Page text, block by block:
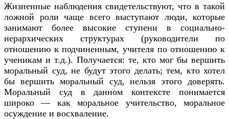
Жизненные наблюдения свидетельствуют, что в такой
ложной роли чаще всего выступают люди, которые
занимают более высокие ступени в социально-
иерархических структурах (руководители по
отношению к подчиненным, учителя по отношению к
ученикам и т.д.). Получается: те, кто мог бы вершить
моральный суд, не будут этого делать; тем, кто хотел
бы вершить моральный суд, нельзя этого доверять.
Моральный суд в данном контексте понимается
широко — как моральное учительство, моральное
осуждение и восхваление.